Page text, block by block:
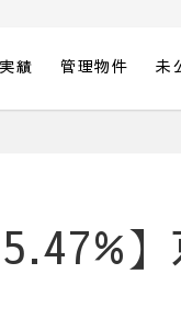
績 管理物件 未